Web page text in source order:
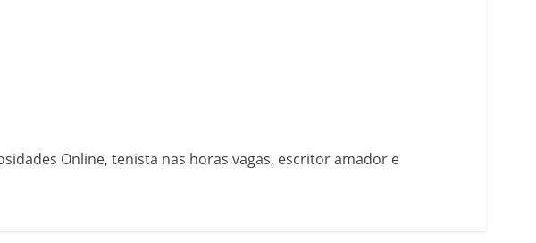
Online, tenista nas horas vagas, escritor amador e